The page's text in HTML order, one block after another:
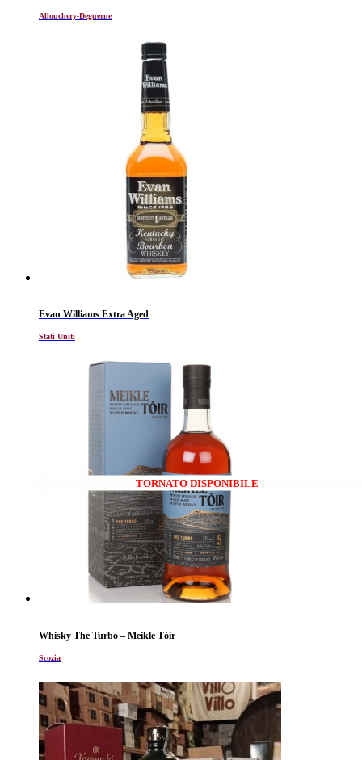
Allouchery-Deguerne
Evan Williams Extra Aged
Stati Uniti
TORNATO DISPONIBILE
Whisky The Turbo – Meikle Tòir
Scozia